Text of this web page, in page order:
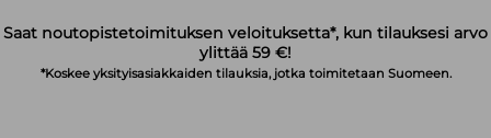
Saat noutopistetoimituksen veloituksetta*, kun tilauksesi arvo
ylittää 59 €!
*Koskee yksityisasiakkaiden tilauksia, jotka toimitetaan Suomeen.